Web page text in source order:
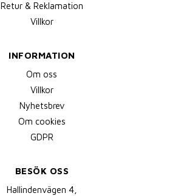
Retur & Reklamation
Villkor
INFORMATION
Om oss
Villkor
Nyhetsbrev
Om cookies
GDPR
BESÖK OSS
Hallindenvägen 4,